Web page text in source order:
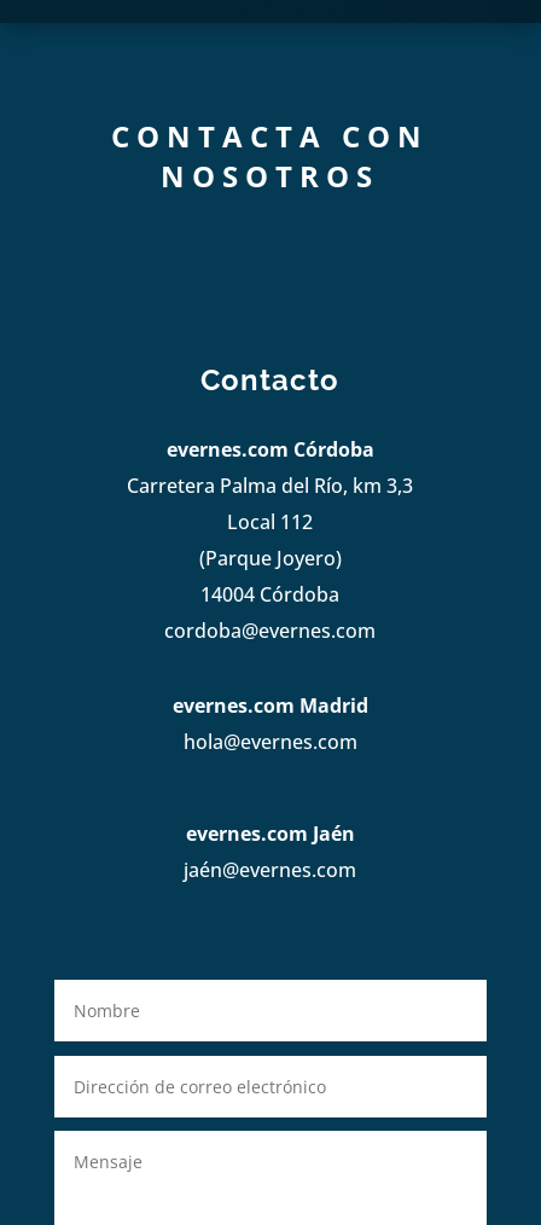
CONTACTA CON
NOSOTROS
Contacto
evernes.com Córdoba
Carretera Palma del Río, km 3,3
Local 112
(Parque Joyero)
14004 Córdoba
cordoba@evernes.com
evernes.com Madrid
hola@evernes.com
evernes.com Jaén
jaén@evernes.com